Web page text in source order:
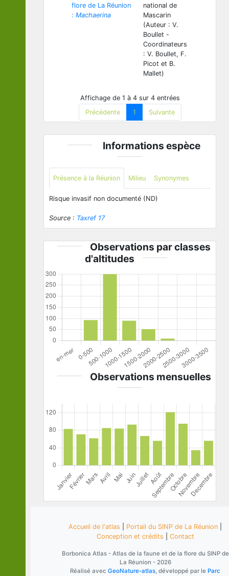
flore de La Réunion
: Machaerina
national de
Mascarin
(Auteur : V.
Boullet -
Coordinateurs
: V. Boullet, F.
Picot et B.
Mallet)
Affichage de 1 à 4 sur 4 entrées
Précédente
1 Suivante
Informations espèce
Présence à la Réunion Milieu Synonymes
Risque invasif non documenté (ND)
Source : Taxref 17
Observations par classes
d'altitudes
Observations mensuelles
Accueil de l'atlas Portail du SINP de La Réunion
Conception et crédits
Contact
Borbonica Atlas - Atlas de la faune et de la flore du SINP de
La Réunion - 2026
Réalisé avec GeoNature-atlas, développé par le Parc